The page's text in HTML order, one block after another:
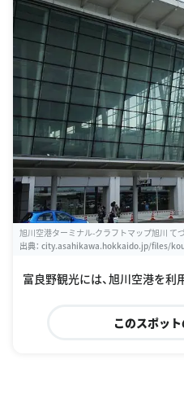
旭川空港ターミナル-クラフトマップ旭川 て
出典： city.asahikawa.hokkaido.jp/files/
富良野観光には、旭川空港を利
このスポッ